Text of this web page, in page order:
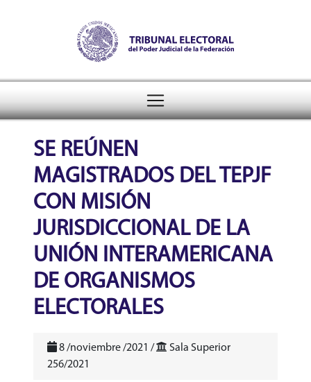
Tribunal Electoral del
header
SE REÚNEN
MAGISTRADOS DEL TEPJF
CON MISIÓN
JURISDICCIONAL DE LA
UNIÓN INTERAMERICANA
DE ORGANISMOS
ELECTORALES
8 /noviembre /2021 /
Sala Superior
256/2021